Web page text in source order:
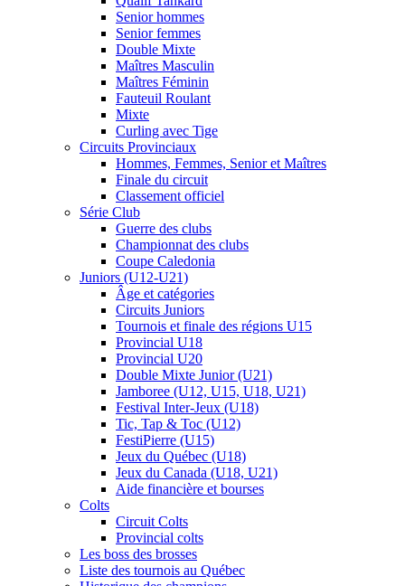
Senior hommes
Senior femmes
Double Mixte
Maîtres Masculin
Maîtres Féminin
Fauteuil Roulant
Mixte
Curling avec Tige
Circuits Provinciaux
Hommes, Femmes, Senior et Maîtres
Finale du circuit
Classement officiel
Série Club
Guerre des clubs
Championnat des clubs
Coupe Caledonia
Juniors (U12-U21)
Âge et catégories
Circuits Juniors
Tournois et finale des régions U15
Provincial U18
Provincial U20
Double Mixte Junior (U21)
Jamboree (U12, U15, U18, U21)
Festival Inter-Jeux (U18)
Tic, Tap & Toc (U12)
FestiPierre (U15)
Jeux du Québec (U18)
Jeux du Canada (U18, U21)
Aide financière et bourses
Colts
Circuit Colts
Provincial colts
Les boss des brosses
Liste des tournois au Québec